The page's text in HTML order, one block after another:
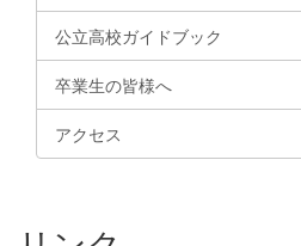
公立高校ガイドブック
卒業生の皆様へ
アクセス